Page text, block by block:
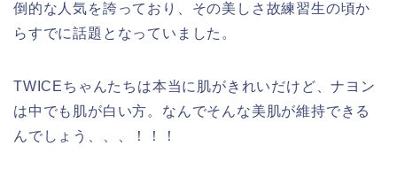
倒的な人気を誇っており、その美しさ故練習生の頃か
らすでに話題となっていました。
TWICEちゃんたちは本当に肌がきれいだけど、ナヨン
は中でも肌が白い方。なんでそんな美肌が維持できる
んでしょう、、、！！！